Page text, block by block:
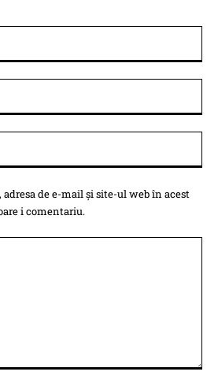
de e-mail și site-ul web în acest
i comentariu.